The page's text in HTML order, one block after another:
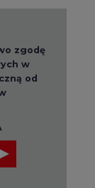
zgodę
w
od